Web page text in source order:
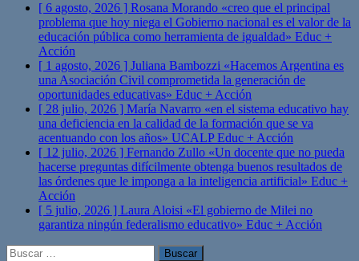
[ 6 agosto, 2026 ] Rosana Morando «creo que el principal
problema que hoy niega el Gobierno nacional es el valor de la
educación pública como herramienta de igualdad» Educ +
Acción
[ 1 agosto, 2026 ] Juliana Bambozzi «Hacemos Argentina es
una Asociación Civil comprometida la generación de
oportunidades educativas» Educ + Acción
[ 28 julio, 2026 ] María Navarro «en el sistema educativo hay
una deficiencia en la calidad de la formación que se va
acentuando con los años» UCALPEduc + Acción
[ 12 julio, 2026 ] Fernando Zullo «Un docente que no pueda
hacerse preguntas difícilmente obtenga buenos resultados de
las órdenes que le imponga a la inteligencia artificial» Educ +
Acción
[ 5 julio, 2026 ] Laura Aloisi «El gobierno de Milei no
garantiza ningún federalismo educativo» Educ + Acción
Buscar: